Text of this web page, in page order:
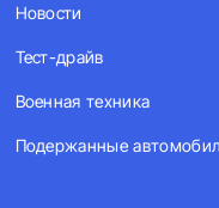
Новости
Тест-драйв
Военная техника
Подержанные